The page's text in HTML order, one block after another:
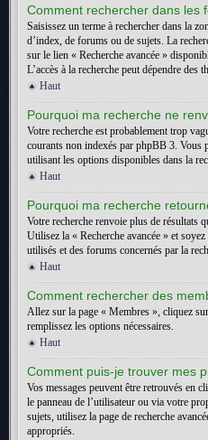
Comment rechercher dans les
Saisissez un terme à rechercher dans la
d’index, de forums ou de sujets. La
sur le lien « Recherche avancée »
L’accès à la recherche peut dépendre des
Haut
Pourquoi ma recherche ne
Votre recherche est probablement trop
courants non indexés par phpBB 3. Vous
utilisant les options disponibles dans la
Haut
Pourquoi ma recherche
Votre recherche renvoie plus de résultats
Utilisez la « Recherche avancée » et
utilisés et des forums concernés par la
Haut
Comment rechercher des
Allez sur la page « Membres », cliquez
remplissez les options nécessaires.
Haut
Comment puis-je trouver mes
Vos messages peuvent être retrouvés en
le panneau de l’utilisateur ou via votre
sujets, utilisez la page de recherche
appropriés.